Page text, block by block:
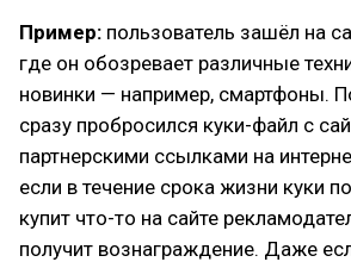
Пример: пользователь зашёл на
где он обозревает различные
новинки — например, смартфоны.
сразу пробросился куки-файл с
партнерскими ссылками на
если в течение срока жизни куки
купит что-то на сайте
получит вознаграждение. Даже